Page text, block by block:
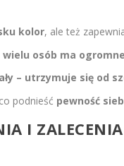
kolor, ale też
wielu osób ma
– utrzymuje się od
podnieść pewność
I